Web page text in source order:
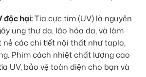
độc hại:Tia cực tím (UV) là nguyên
ung thư da, lão hóa da, và làm
nẻ các chi tiết nội thất như taplo,
Phim cách nhiệt chất lượng cao
UV, bảo vệ toàn diện cho bạn và